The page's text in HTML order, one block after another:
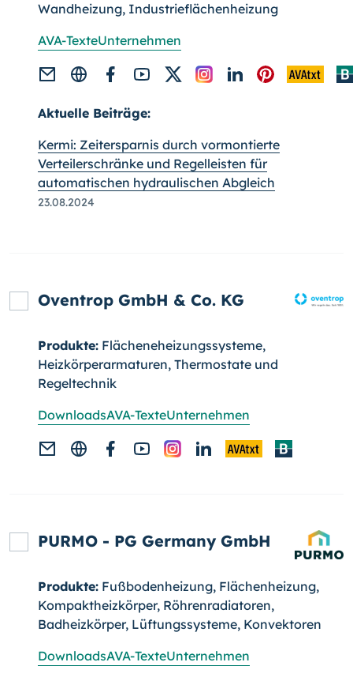
Wandheizung, Industrieflächenheizung
AVA-TexteUnternehmen
Aktuelle Beiträge:
Kermi: Zeitersparnis durch vormontierte
Verteilerschränke und Regelleisten für
automatischen hydraulischen Abgleich
23.08.2024
Oventrop GmbH & Co. KG
Produkte: Flächeneheizungssysteme,
Heizkörperarmaturen, Thermostate und
Regeltechnik
DownloadsAVA-TexteUnternehmen
PURMO - PG Germany GmbH
Produkte: Fußbodenheizung, Flächenheizung,
Kompaktheizkörper, Röhrenradiatoren,
Badheizkörper, Lüftungssysteme, Konvektoren
DownloadsAVA-TexteUnternehmen